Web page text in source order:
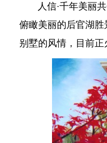
人信·千年美丽
俯瞰美丽的后官湖
别墅的风情，目前正